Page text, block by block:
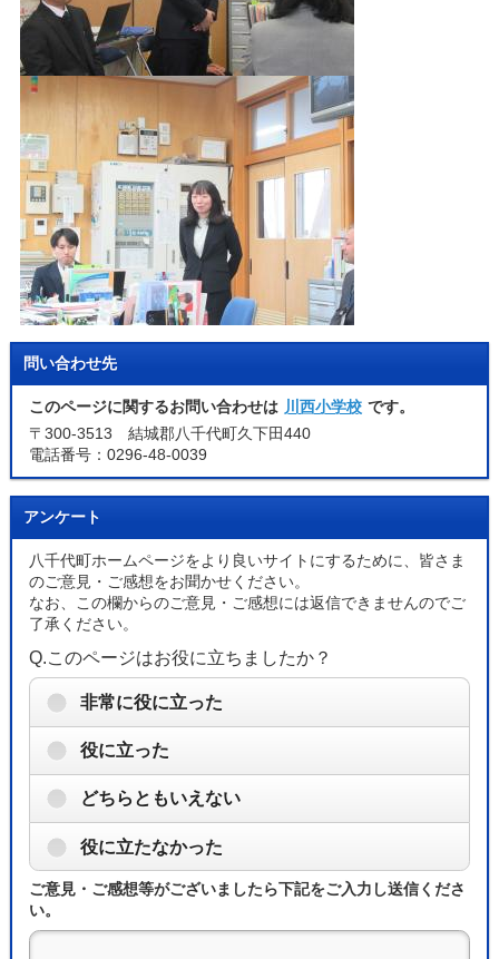
問い合わせ先
このページに関するお問い合わせは 川西小学校 です。
〒300-3513 結城郡八千代町久下田440
電話番号：0296-48-0039
アンケート
八千代町ホームページをより良いサイトにするために、皆さま
のご意見・ご感想をお聞かせください。
なお、この欄からのご意見・ご感想には返信できませんのでご
了承ください。
Q.このページはお役に立ちましたか？
非常に役に立った
役に立った
どちらともいえない
役に立たなかった
ご意見・ご感想等がございましたら下記をご入力し送信くださ
い。